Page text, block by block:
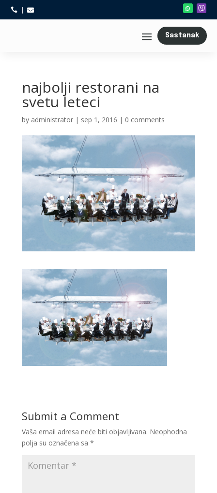
 
Sastanak
najbolji restorani na
svetu leteci
by administrator| sep 1, 2016 | 0 comments
Submit a Comment
Vaša email adresa neće biti objavljivana. Neophodna
polja su označena sa *